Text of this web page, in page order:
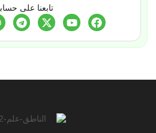
تابعنا على